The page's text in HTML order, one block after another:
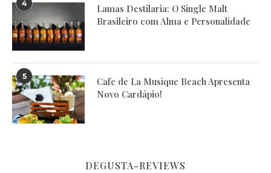
4
Lamas Destilaria: O Single Malt
Brasileiro com Alma e Personalidade
5
Cafe de La Musique Beach Apresenta
Novo Cardápio!
DEGUSTA-REVIEWS